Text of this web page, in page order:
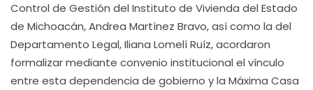
Control de Gestión del Instituto de Vivienda del Estado
de Michoacán, Andrea Martínez Bravo, así como la del
Departamento Legal, Iliana Lomelí Ruíz, acordaron
formalizar mediante convenio institucional el vínculo
entre esta dependencia de gobierno y la Máxima Casa